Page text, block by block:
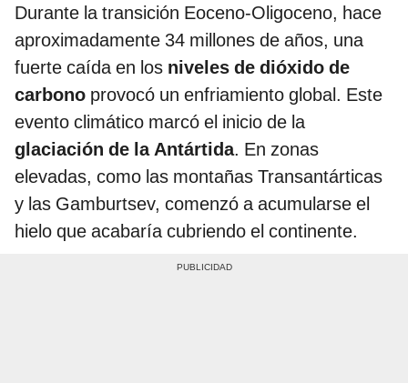
Durante la transición Eoceno-Oligoceno, hace
aproximadamente 34 millones de años, una
fuerte caída en los niveles de dióxido de
carbono provocó un enfriamiento global. Este
evento climático marcó el inicio de la
glaciación de la Antártida. En zonas
elevadas, como las montañas Transantárticas
y las Gamburtsev, comenzó a acumularse el
hielo que acabaría cubriendo el continente.